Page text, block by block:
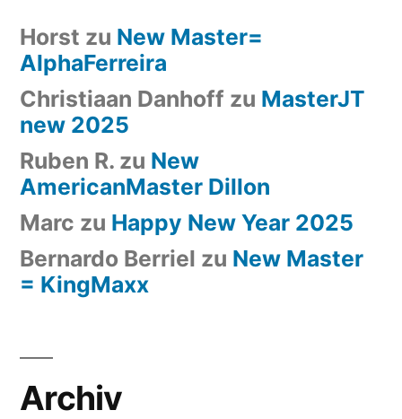
Horst zu New Master=
AlphaFerreira
Christiaan Danhoff zu MasterJT
new 2025
Ruben R. zu New
AmericanMaster Dillon
Marc zu Happy New Year 2025
Bernardo Berriel zu New Master
= KingMaxx
Archiv